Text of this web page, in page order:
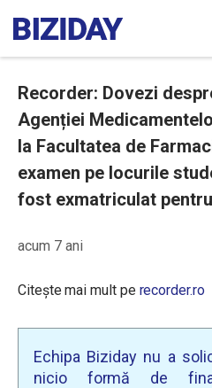
Recorder: Dovezi
Agenției
la Facultatea de
examen pe locurile
fost exmatriculat
acum 7 ani
Citește mai mult pe recorder.ro
Echipa Biziday nu a
nicio formă de